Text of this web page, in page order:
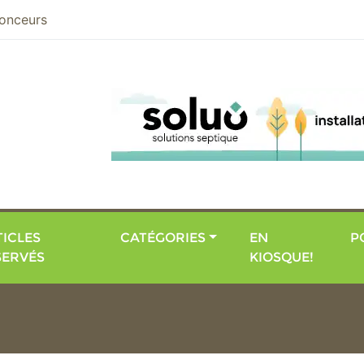
CATÉGORIES
EN
KIOSQUE!